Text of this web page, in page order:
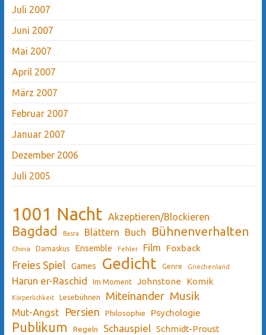
Juli 2007
Juni 2007
Mai 2007
April 2007
März 2007
Februar 2007
Januar 2007
Dezember 2006
Juli 2005
1001 Nacht Akzeptieren/Blockieren
Bagdad Basra Blättern Buch Bühnenverhalten
China Damaskus Ensemble Fehler Film Foxback
Freies Spiel Games Gedicht Genre Griechenland
Harun er-Raschid Im Moment Johnstone Komik
Körperlichkeit Lesebühnen Miteinander Musik
Mut-Angst Persien Philosophie Psychologie
Publikum Regeln Schauspiel Schmidt-Proust